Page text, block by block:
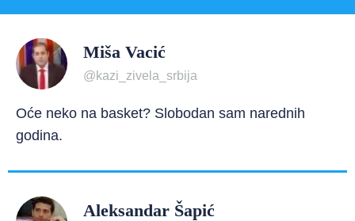
Miša Vacić
@kazi_zivela_srbija
Oće neko na basket? Slobodan sam narednih
godina.
Aleksandar Šapić